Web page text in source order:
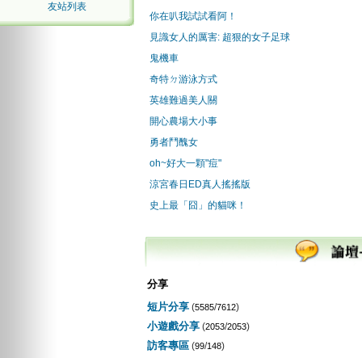
友站列表
你在叭我試試看阿！
見識女人的厲害: 超狠的女子足球
鬼機車
奇特ㄉ游泳方式
英雄難過美人關
開心農場大小事
勇者鬥醜女
oh~好大一顆"痘"
涼宮春日ED真人搖搖版
史上最「囧」的貓咪！
分享
短片分享 (5585/7612)
小遊戲分享 (2053/2053)
訪客專區 (99/148)